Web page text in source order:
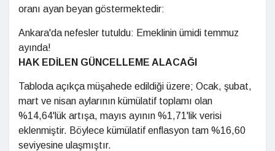
oranı ayan beyan göstermektedir:
Ankara'da nefesler tutuldu: Emeklinin ümidi temmuz
ayında!
HAK EDİLEN GÜNCELLEME ALACAĞI
Tabloda açıkça müşahede edildiği üzere; Ocak, şubat,
mart ve nisan aylarının kümülatif toplamı olan
%14,64'lük artışa, mayıs ayının %1,71'lik verisi
eklenmiştir. Böylece kümülatif enflasyon tam %16,60
seviyesine ulaşmıştır.